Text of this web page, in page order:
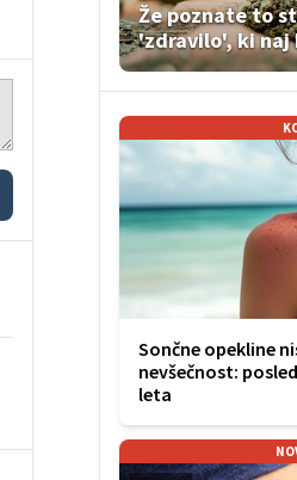
Že poznate to
'zdravilo', ki naj
Sončne opekline
nevšečnost:
leta